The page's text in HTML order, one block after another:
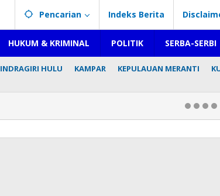
Pencarian Indeks Berita
HUKUM & KRIMINAL POLITIK SERBA-SERBI
INDRAGIRI HULU KAMPAR KEPULAUAN MERANTI